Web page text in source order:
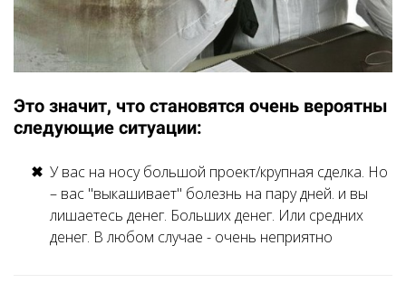
Это значит, что становятся очень вероятны
следующие ситуации:
У вас на носу большой проект/крупная сделка. Но
– вас "выкашивает" болезнь на пару дней. и вы
лишаетесь денег. Больших денег. Или средних
денег. В любом случае - очень неприятно